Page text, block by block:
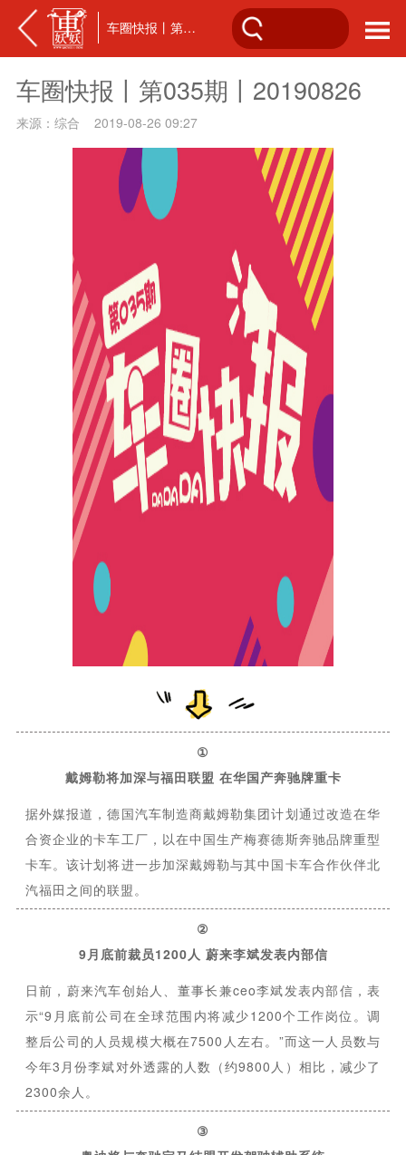
车圈快报丨第035期丨20190826
车圈快报丨第035期丨20190826
来源：综合 2019-08-26 09:27
①
戴姆勒将加深与福田联盟 在华国产奔驰牌重卡
据外媒报道，德国汽车制造商戴姆勒集团计划通过改造在华
合资企业的卡车工厂，以在中国生产梅赛德斯奔驰品牌重型
卡车。该计划将进一步加深戴姆勒与其中国卡车合作伙伴北
汽福田之间的联盟。
②
9月底前裁员1200人 蔚来李斌发表内部信
日前，蔚来汽车创始人、董事长兼ceo李斌发表内部信，表
示“9月底前公司在全球范围内将减少1200个工作岗位。调
整后公司的人员规模大概在7500人左右。”而这一人员数与
今年3月份李斌对外透露的人数（约9800人）相比，减少了
2300余人。
③